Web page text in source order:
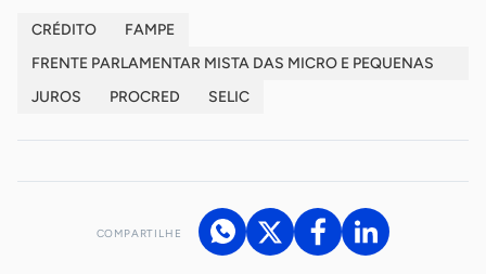
CRÉDITO
FAMPE
FRENTE PARLAMENTAR MISTA DAS MICRO E PEQUENAS
EMPRESAS
JUROS PROCRED SELIC
COMPARTILHE